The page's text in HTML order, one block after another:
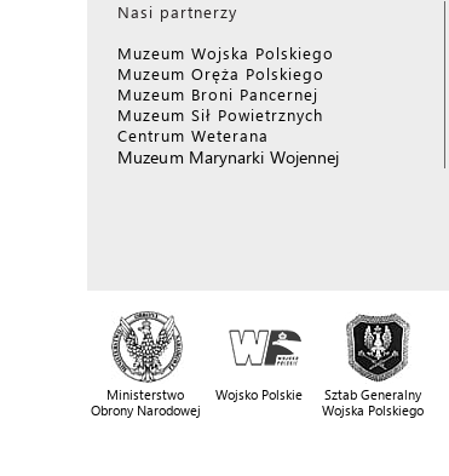
Nasi partnerzy
Muzeum Wojska Polskiego
Muzeum Oręża Polskiego
Muzeum Broni Pancernej
Muzeum Sił Powietrznych
Centrum Weterana
Muzeum Marynarki Wojennej
Ministerstwo
Obrony Narodowej
Wojsko Polskie
Sztab Generalny
Wojska Polskiego